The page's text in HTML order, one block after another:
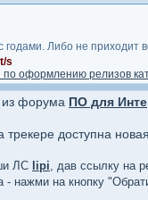
годами. Либо не приходит
s
по оформлению релизов
форума ПО для
доступна
ЛС lipi, дав ссылку на
- нажми на кнопку